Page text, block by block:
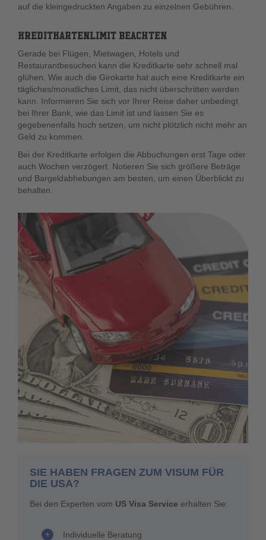
auf die kleingedruckten Angaben zu einzelnen Gebühren.
KREDITKARTENLIMIT BEACHTEN
Gerade bei Flügen, Mietwagen, Hotels und
Restaurantbesuchen kann die Kreditkarte sehr schnell mal
glühen. Wie auch die Girokarte hat auch eine Kreditkarte ein
tägliches/monatliches Limit, das nicht überschritten werden
kann. Informieren Sie sich vor Ihrer Reise daher unbedingt
bei Ihrer Bank, wie das Limit ist und lassen Sie es
gegebenenfalls hoch setzen, um nicht plötzlich nicht mehr an
Geld zu kommen.
Bei der Kreditkarte erfolgen die Abbuchungen erst Tage oder
auch Wochen verzögert. Notieren Sie sich größere Beträge
und Bargeldabhebungen am besten, um einen Überblickt zu
behalten.
SIE HABEN FRAGEN ZUM VISUM FÜR
DIE USA?
Bei den Experten vom US Visa Service erhalten Sie:
Individuelle Beratung